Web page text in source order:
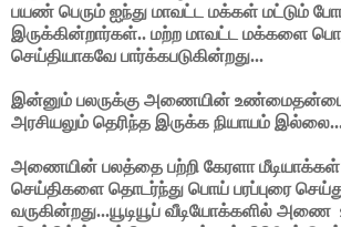
பயண் பெரும் ஐந்து மாவட்ட மக்கள் மட்டும்
இருக்கின்றார்கள்.. மற்ற மாவட்ட மக்களை
செய்தியாகவே பார்க்கபடுகின்றது...
இன்னும் பலருக்கு அணையின்
அரசியலும் தெரிந்த இருக்க நியாயம்
அணையின் பலத்தை பற்றி கேரளா
செய்திகளை தொடர்ந்து பொய் பரப்புரை
வருகின்றது...யூடியூப் வீடியோக்களில் அணை